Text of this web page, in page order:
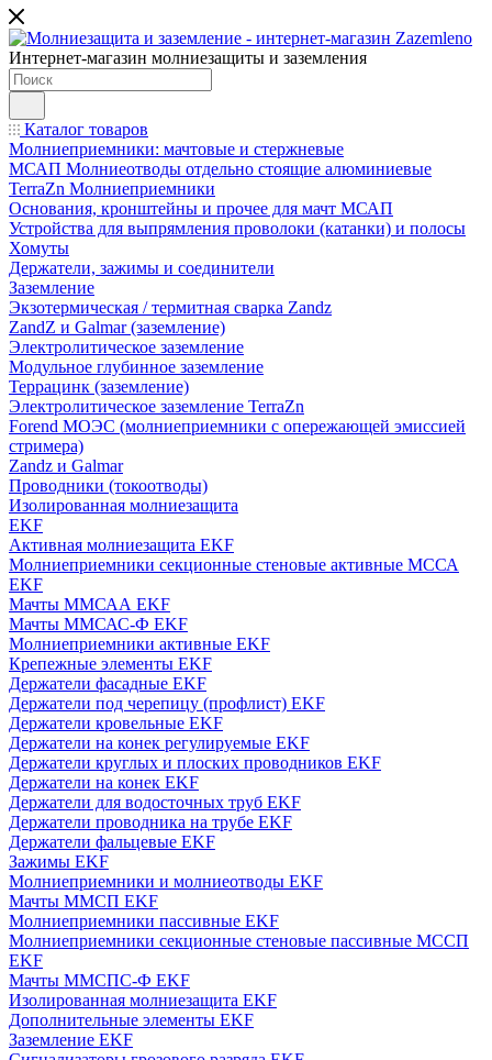
Интернет-магазин молниезащиты и заземления
Каталог товаров
Молниеприемники: мачтовые и стержневые
МСАП Молниеотводы отдельно стоящие алюминиевые
TerraZn Молниеприемники
Основания, кронштейны и прочее для мачт МСАП
Устройства для выпрямления проволоки (катанки) и полосы
Хомуты
Держатели, зажимы и соединители
Заземление
Экзотермическая / термитная сварка Zandz
ZandZ и Galmar (заземление)
Электролитическое заземление
Модульное глубинное заземление
Террацинк (заземление)
Электролитическое заземление TerraZn
Forend МОЭС (молниеприемники с опережающей эмиссией
стримера)
Zandz и Galmar
Проводники (токоотводы)
Изолированная молниезащита
EKF
Активная молниезащита EKF
Молниеприемники секционные стеновые активные МССА
EKF
Мачты ММСАА EKF
Мачты ММСАС-Ф EKF
Молниеприемники активные EKF
Крепежные элементы EKF
Держатели фасадные EKF
Держатели под черепицу (профлист) EKF
Держатели кровельные EKF
Держатели на конек регулируемые EKF
Держатели круглых и плоских проводников EKF
Держатели на конек EKF
Держатели для водосточных труб EKF
Держатели проводника на трубе EKF
Держатели фальцевые EKF
Зажимы EKF
Молниеприемники и молниеотводы EKF
Мачты ММСП EKF
Молниеприемники пассивные EKF
Молниеприемники секционные стеновые пассивные МССП
EKF
Мачты ММСПС-Ф EKF
Изолированная молниезащита EKF
Дополнительные элементы EKF
Заземление EKF